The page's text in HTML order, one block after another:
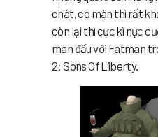
chát, có màn thì rất
còn lại thì cực kì nực
màn đấu với Fatman
2: Sons Of Liberty.